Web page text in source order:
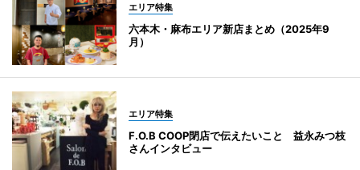
エリア特集
六本木・麻布エリア新店まとめ（2025年9
月）
エリア特集
F.O.B COOP閉店で伝えたいこと 益永みつ枝
さんインタビュー